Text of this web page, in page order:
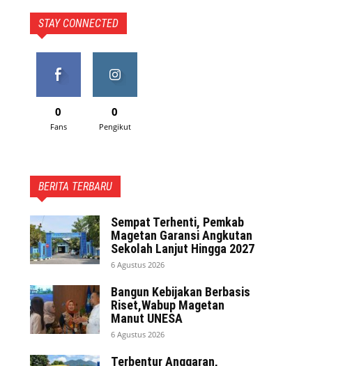
STAY CONNECTED
0
Fans
0
Pengikut
BERITA TERBARU
Sempat Terhenti, Pemkab
Magetan Garansi Angkutan
Sekolah Lanjut Hingga 2027
6 Agustus 2026
Bangun Kebijakan Berbasis
Riset,Wabup Magetan
Manut UNESA
6 Agustus 2026
Terbentur Anggaran,